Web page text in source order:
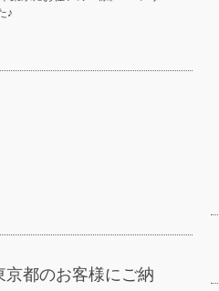
♪
京都のお客様にご納